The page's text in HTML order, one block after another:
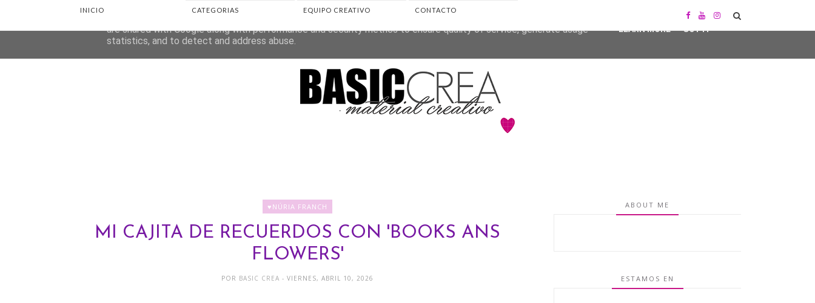
INICIO CATEGORIAS EQUIPO CREATIVO CONTACTO
♥NÚRIA FRANCH
MI CAJITA DE RECUERDOS CON 'BOOKS ANS
FLOWERS'
POR BASIC CREA - VIERNES, ABRIL 10, 2026
ABOUT ME
ESTAMOS EN
This site uses cookies from Google to deliver its services and to analyze traffic. Your IP address and user-agent
are shared with Google along with performance and security metrics to ensure quality of service, generate usage
statistics, and to detect and address abuse.
LEARN MORE GOT IT